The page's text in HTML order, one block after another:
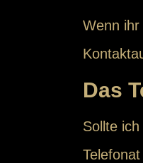
Wenn
Das
Sollte